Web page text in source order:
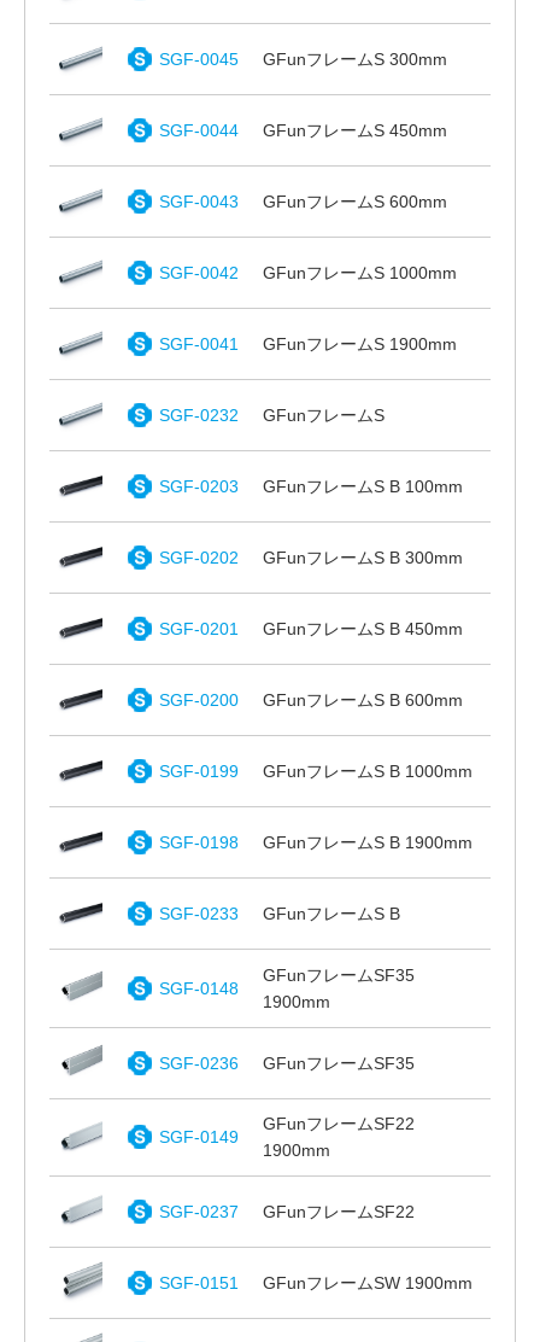
SGF-0045 GFunフレームS 300mm
SGF-0044 GFunフレームS 450mm
SGF-0043 GFunフレームS 600mm
SGF-0042 GFunフレームS 1000mm
SGF-0041 GFunフレームS 1900mm
SGF-0232 GFunフレームS
SGF-0203 GFunフレームS B 100mm
SGF-0202 GFunフレームS B 300mm
SGF-0201 GFunフレームS B 450mm
SGF-0200 GFunフレームS B 600mm
SGF-0199 GFunフレームS B 1000mm
SGF-0198 GFunフレームS B 1900mm
SGF-0233 GFunフレームS B
SGF-0148
GFunフレームSF35
1900mm
SGF-0236 GFunフレームSF35
SGF-0149
GFunフレームSF22
1900mm
SGF-0237 GFunフレームSF22
SGF-0151 GFunフレームSW 1900mm